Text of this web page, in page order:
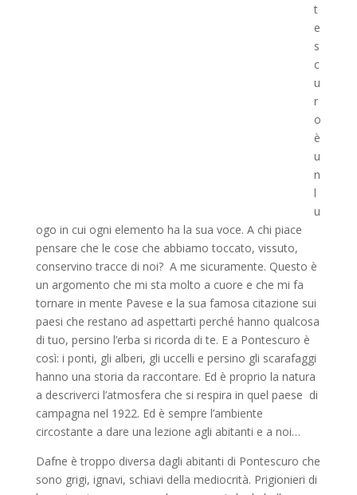
t
e
s
c
u
r
o
è
u
n
l
u
ogo in cui ogni elemento ha la sua voce. A chi piace
pensare che le cose che abbiamo toccato, vissuto,
conservino tracce di noi? A me sicuramente. Questo è
un argomento che mi sta molto a cuore e che mi fa
tornare in mente Pavese e la sua famosa citazione sui
paesi che restano ad aspettarti perché hanno qualcosa
di tuo, persino l’erba si ricorda di te. E a Pontescuro è
così: i ponti, gli alberi, gli uccelli e persino gli scarafaggi
hanno una storia da raccontare. Ed è proprio la natura
a descriverci l’atmosfera che si respira in quel paese di
campagna nel 1922. Ed è sempre l’ambiente
circostante a dare una lezione agli abitanti e a noi…
Dafne è troppo diversa dagli abitanti di Pontescuro che
sono grigi, ignavi, schiavi della mediocrità. Prigionieri di